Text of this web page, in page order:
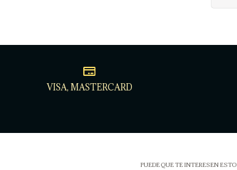
VISA, MASTERCARD
PUEDE QUE TE INTERESEN